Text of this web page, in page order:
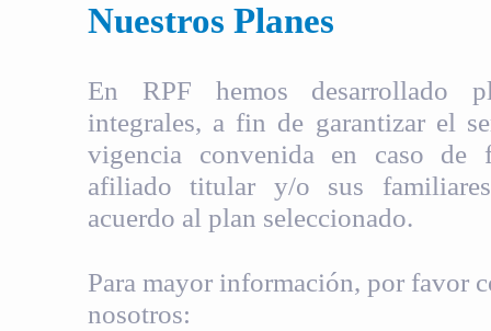
Nuestros Planes
En RPF hemos desarrollado
integrales, a fin de garantizar el
vigencia convenida en caso de
afiliado titular y/o sus
acuerdo al plan seleccionado.
Para mayor información, por favor
nosotros: